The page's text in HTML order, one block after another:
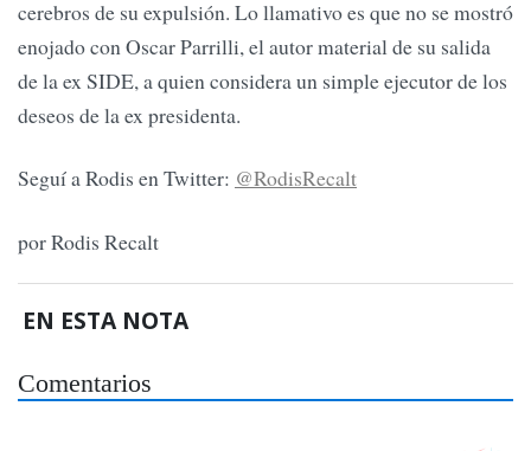
cerebros de su expulsión. Lo llamativo es que no se mostró
enojado con Oscar Parrilli, el autor material de su salida
de la ex SIDE, a quien considera un simple ejecutor de los
deseos de la ex presidenta.
Seguí a Rodis en Twitter: @RodisRecalt
por Rodis Recalt
EN ESTA NOTA
Comentarios